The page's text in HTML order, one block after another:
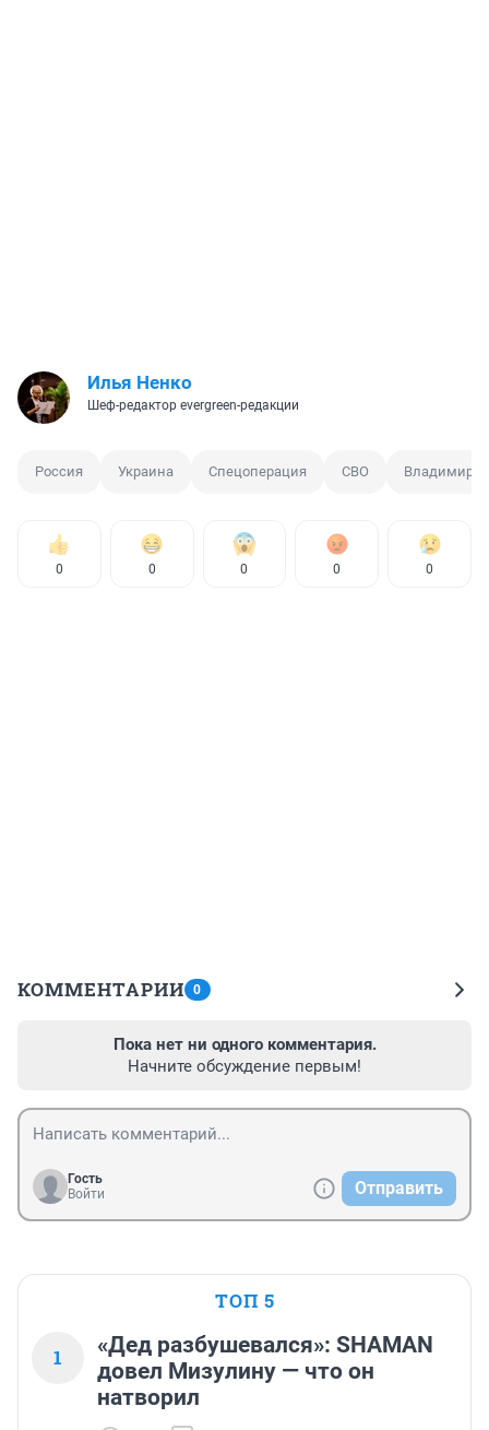
Илья Ненко
Шеф-редактор evergreen-редакции
Россия Украина Спецоперация СВО Владимир
0 0 0 0 0
КОММЕНТАРИИ 0
Пока нет ни одного комментария.
Начните обсуждение первым!
Гость
Войти
Отправить
ТОП 5
1
«Дед разбушевался»: SHAMAN
довел Мизулину — что он
натворил